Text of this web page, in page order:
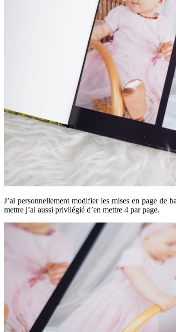
J’ai personnellement modifier les mises en page de
mettre j’ai aussi privilégié d’en mettre 4 par page.